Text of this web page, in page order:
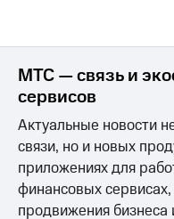
МТС — связь и
сервисов
Актуальные новости
связи, но и новых
приложениях для
финансовых сервисах,
продвижения бизнеса